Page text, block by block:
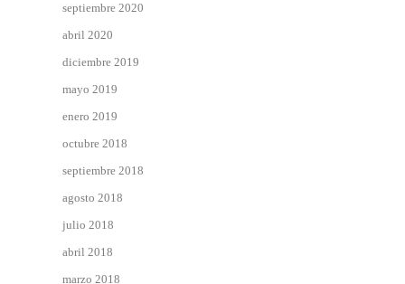
septiembre 2020
abril 2020
diciembre 2019
mayo 2019
enero 2019
octubre 2018
septiembre 2018
agosto 2018
julio 2018
abril 2018
marzo 2018